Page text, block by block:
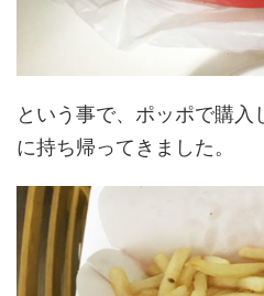
という事で、ポッポで購
に持ち帰ってきました。